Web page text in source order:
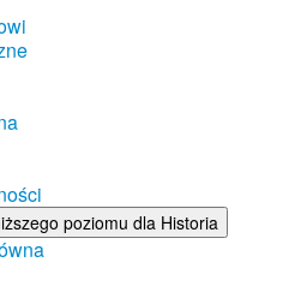
poziomu dla Historia